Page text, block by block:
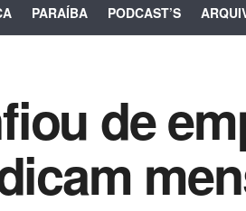
PARAÍBA PODCAST’S
de